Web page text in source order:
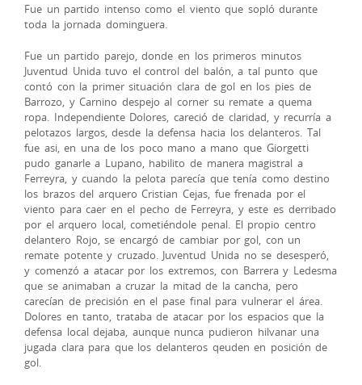
Fue un partido intenso como el viento que sopló durante
toda la jornada dominguera.
Fue un partido parejo, donde en los primeros minutos
Juventud Unida tuvo el control del balón, a tal punto que
contó con la primer situación clara de gol en los pies de
Barrozo, y Carnino despejo al corner su remate a quema
ropa. Independiente Dolores, careció de claridad, y recurría a
pelotazos largos, desde la defensa hacia los delanteros. Tal
fue asi, en una de los poco mano a mano que Giorgetti
pudo ganarle a Lupano, habilito de manera magistral a
Ferreyra, y cuando la pelota parecía que tenía como destino
los brazos del arquero Cristian Cejas, fue frenada por el
viento para caer en el pecho de Ferreyra, y este es derribado
por el arquero local, cometiéndole penal. El propio centro
delantero Rojo, se encargó de cambiar por gol, con un
remate potente y cruzado. Juventud Unida no se desesperó,
y comenzó a atacar por los extremos, con Barrera y Ledesma
que se animaban a cruzar la mitad de la cancha, pero
carecían de precisión en el pase final para vulnerar el área.
Dolores en tanto, trataba de atacar por los espacios que la
defensa local dejaba, aunque nunca pudieron hilvanar una
jugada clara para que los delanteros qeuden en posición de
gol.